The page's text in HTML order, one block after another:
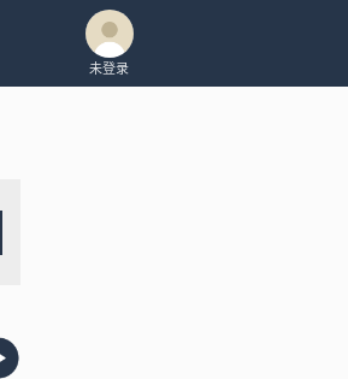
未登录